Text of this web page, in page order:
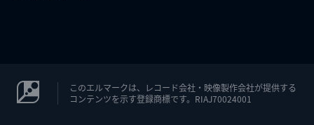
このエルマークは、レコード会社・映像製作会社が提供する
コンテンツを示す登録商標です。RIAJ70024001